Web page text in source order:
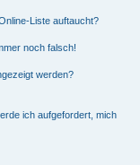
Liste auftaucht?
noch falsch!
werden?
ich aufgefordert, mich